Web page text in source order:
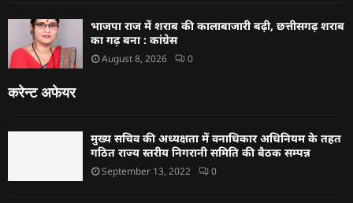
भाजपा राज में शराब की कालाबाजारी बढ़ी, छत्तीसगढ़ शराब
का गढ़ बना : कांग्रेस
August 8, 2026 0
करेन्ट अफेयर
मुख्य सचिव की अध्यक्षता में वनाधिकार अधिनियम के तहत
गठित राज्य स्तरीय निगरानी समिति की बैठक सम्पन्न
September 13, 2022 0